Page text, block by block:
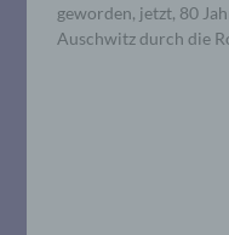
geworden, jetzt, 80
Auschwitz durch die